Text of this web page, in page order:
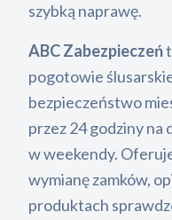
szybką naprawę.
ABC Zabezpieczeń
pogotowie
bezpieczeństwo
przez 24 godziny na
w weekendy.
wymianę zamków,
produktach